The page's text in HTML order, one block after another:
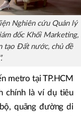
Nghiên cứu Quản lý
đốc Khối Marketing,
tạo Đất nước, chủ đề
metro tại TP.HCM
chính là ví dụ tiêu
quãng đường di